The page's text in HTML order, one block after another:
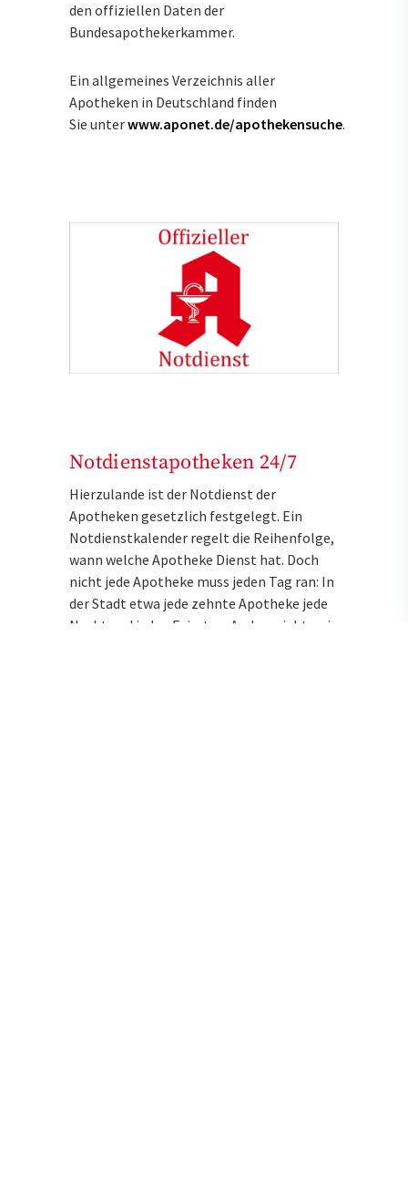
den offiziellen Daten der
Bundesapothekerkammer.
Ein allgemeines Verzeichnis aller
Apotheken in Deutschland finden
Sie unterwww.aponet.de/apothekensuche.
Notdienstapotheken 24/7
Hierzulande ist der Notdienst der
Apotheken gesetzlich festgelegt. Ein
Notdienstkalender regelt die Reihenfolge,
wann welche Apotheke Dienst hat. Doch
nicht jede Apotheke muss jeden Tag ran: In
der Stadt etwa jede zehnte Apotheke jede
Nacht und jeden Feiertag. Anders sieht es in